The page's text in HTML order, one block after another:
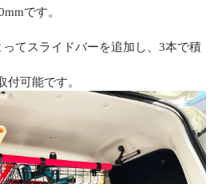
です。
てスライドバーを追加し、3本で積
付可能です。